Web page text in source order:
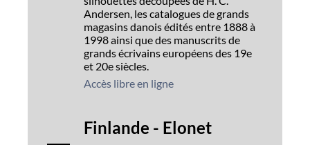
Andersen, les catalogues de grands
magasins danois édités entre 1888 à
1998 ainsi que des manuscrits de
grands écrivains européens des 19e
et 20e siècles.
Accès libre en ligne
Finlande - Elonet